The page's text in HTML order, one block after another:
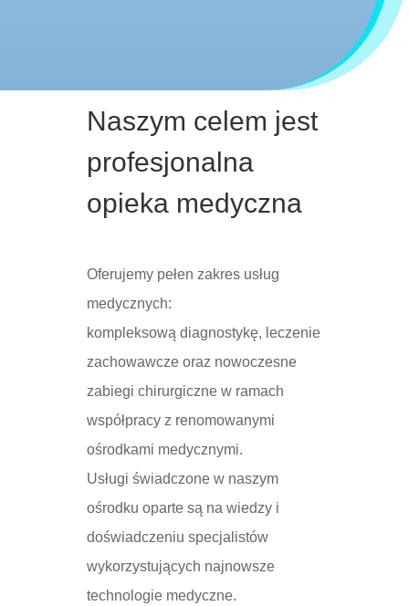
Naszym celem jest
profesjonalna
opieka medyczna
Oferujemy pełen zakres usług
medycznych:
kompleksową diagnostykę, leczenie
zachowawcze oraz nowoczesne
zabiegi chirurgiczne w ramach
współpracy z renomowanymi
ośrodkami medycznymi.
Usługi świadczone w naszym
ośrodku oparte są na wiedzy i
doświadczeniu specjalistów
wykorzystujących najnowsze
technologie medyczne.